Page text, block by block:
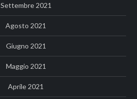
Settembre 2021
Agosto 2021
Giugno 2021
Maggio 2021
Aprile 2021